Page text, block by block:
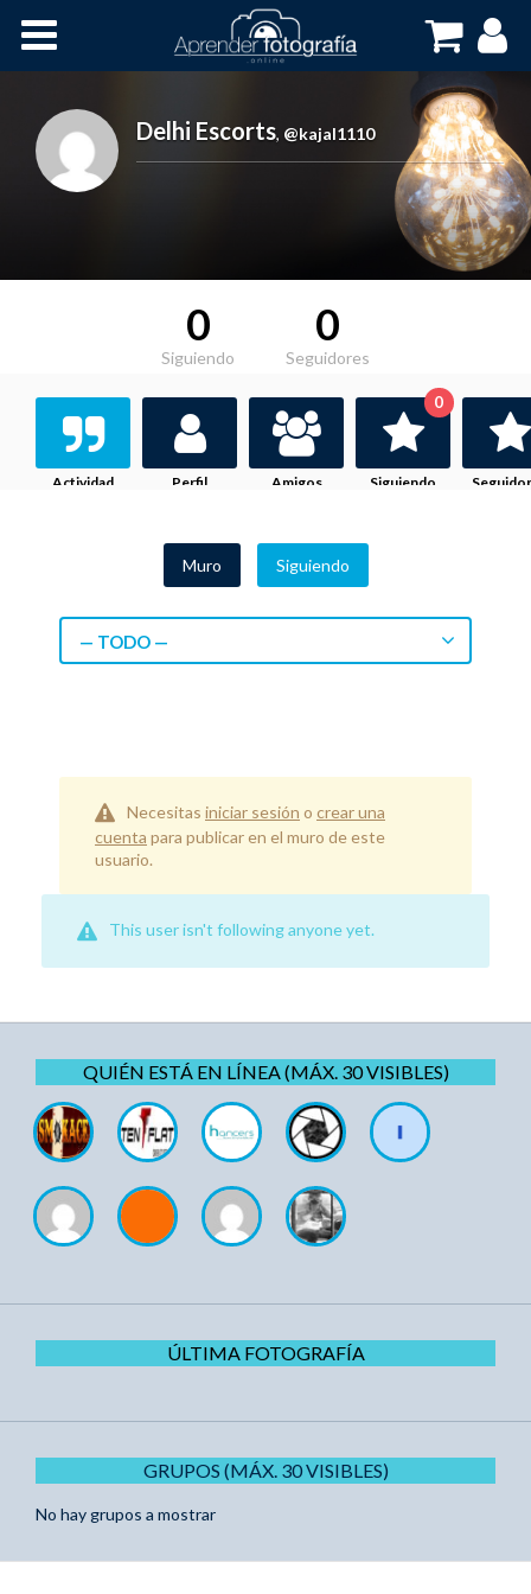
Cursos OnLine
Delhi Escorts, @kajal1110
0
Siguiendo
0
Seguidores
Actividad Perfil Amigos Siguiendo
0
Muro Siguiendo
— TODO —
Necesitas iniciar sesión o crear una
cuenta para publicar en el muro de este
usuario.
This user isn't following anyone yet.
QUIÉN ESTÁ EN LÍNEA (MÁX. 30 VISIBLES)
ÚLTIMA FOTOGRAFÍA
GRUPOS (MÁX. 30 VISIBLES)
No hay grupos a mostrar